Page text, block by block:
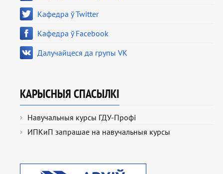
Кафедра ў Twitter
Кафедра ў Facebook
Далучайцеся да групы VK
КАРЫСНЫЯ СПАСЫЛКІ
Навучальныя курсы ГДУ-Профі
ИПКиП запрашае на навучальныя курсы